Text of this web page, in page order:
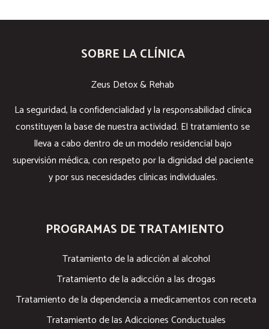
SOBRE LA CLÍNICA
Zeus Detox & Rehab
La seguridad, la confidencialidad y la responsabilidad clínica
constituyen la base de nuestra actividad. El tratamiento se
lleva a cabo dentro de un modelo residencial bajo
supervisión médica, con respeto por la dignidad del paciente
y por sus necesidades clínicas individuales.
PROGRAMAS DE TRATAMIENTO
Tratamiento de la adicción al alcohol
Tratamiento de la adicción a las drogas
Tratamiento de la dependencia a medicamentos con receta
Tratamiento de las Adicciones Conductuales